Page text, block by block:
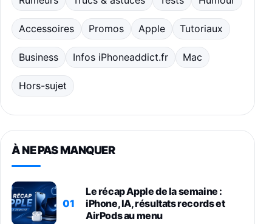
Accessoires Promos Apple Tutoriaux
Business Infos iPhoneaddict.fr Mac
Hors-sujet
À NE PAS MANQUER
01
Le récap Apple de la semaine :
iPhone, IA, résultats records et
AirPods au menu